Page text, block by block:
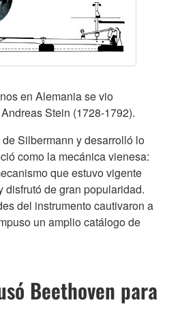
en Alemania se vio
Stein (1728-1792).
Silbermann y desarrolló lo
como la mecánica vienesa:
que estuvo vigente
disfrutó de gran popularidad.
del instrumento cautivaron a
un amplio catálogo de
Beethoven para